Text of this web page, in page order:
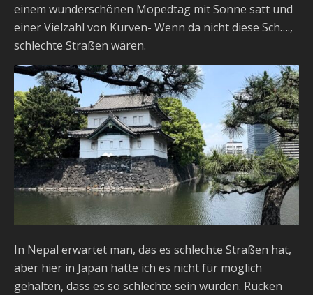
einem wunderschönen Mopedtag mit Sonne satt und
einer Vielzahl von Kurven- Wenn da nicht diese Sch….,
schlechte Straßen wären.
In Nepal erwartet man, das es schlechte Straßen hat,
aber hier in Japan hätte ich es nicht für möglich
gehalten, dass es so schlechte sein würden. Rücken